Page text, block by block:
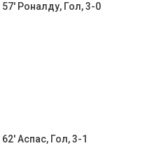
57' Роналду, Гол, 3-0
62' Аспас, Гол, 3-1